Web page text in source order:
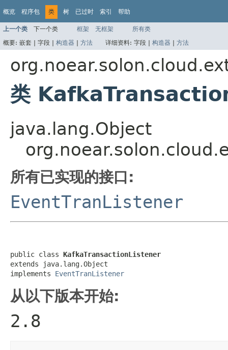
概览 程序包 类 树 已过时 索引 帮助
上一个类 下一个类 框架 无框架
所有类
概要: 嵌套 | 字段 | 构造器 | 方法 详细资料: 字段 | 构造器 | 方法
类
java.lang.Object
所有已实现的接口:
EventTranListener
public class KafkaTransactionListener
extends java.lang.Object
implements EventTranListener
从以下版本开始:
2.8